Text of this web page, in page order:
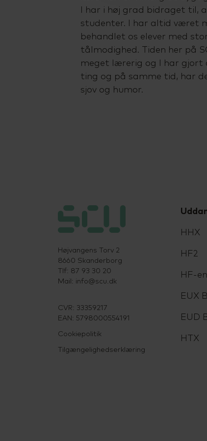
I har i høj grad bidraget til,
studenter. I har altid været
behandlet os elever med
tålmodighed. Tiden her på
meget lærerig og I har gjort
ting og på samme tid, har
sjov og humor.
Højvangens Torv 2
8660 Skanderborg
Tlf: 87 93 30 20
Mail: info@scu.dk
CVR: 33359217
EAN: 5798000554191
Cookiepolitik
Tilgængelighedserklæring
HHX
HF2
HF-
EUX
EUD
HTX